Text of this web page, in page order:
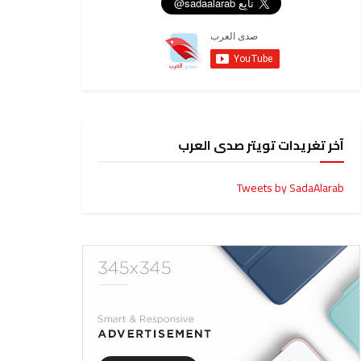
آخر تغريدات تويتر صدى العرب
Tweets by SadaAlarab